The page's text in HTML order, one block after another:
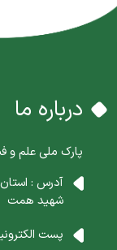
درباره ما
پارک ملی علم و
شهید همت
پست